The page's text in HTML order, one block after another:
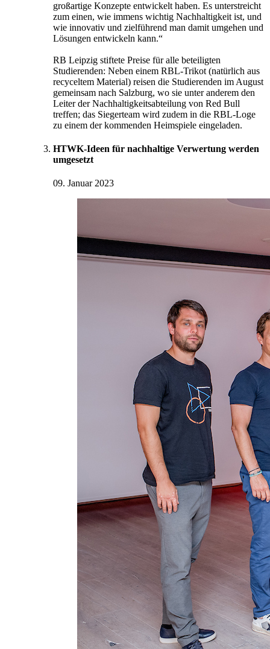
großartige Konzepte entwickelt haben. Es unterstreicht
zum einen, wie immens wichtig Nachhaltigkeit ist, und
wie innovativ und zielführend man damit umgehen und
Lösungen entwickeln kann.“
RB Leipzig stiftete Preise für alle beteiligten
Studierenden: Neben einem RBL-Trikot (natürlich aus
recyceltem Material) reisen die Studierenden im August
gemeinsam nach Salzburg, wo sie unter anderem den
Leiter der Nachhaltigkeitsabteilung von Red Bull
treffen; das Siegerteam wird zudem in die RBL-Loge
zu einem der kommenden Heimspiele eingeladen.
HTWK-Ideen für nachhaltige Verwertung werden
umgesetzt
09. Januar 2023